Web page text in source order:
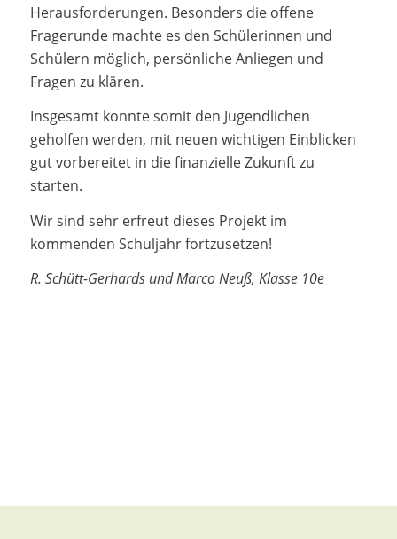
Herausforderungen. Besonders die offene
Fragerunde machte es den Schülerinnen und
Schülern möglich, persönliche Anliegen und
Fragen zu klären.
Insgesamt konnte somit den Jugendlichen
geholfen werden, mit neuen wichtigen Einblicken
gut vorbereitet in die finanzielle Zukunft zu
starten.
Wir sind sehr erfreut dieses Projekt im
kommenden Schuljahr fortzusetzen!
R. Schütt-Gerhards und Marco Neuß, Klasse 10e